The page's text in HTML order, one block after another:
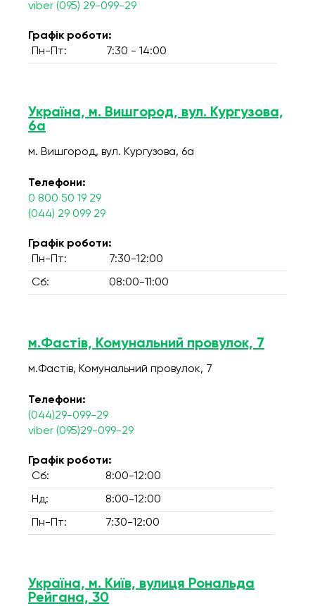
viber (095) 29-099-29
Графік роботи:
Пн-Пт:
7:30 - 14:00
Україна, м. Вишгород, вул. Кургузова,
6а
м. Вишгород, вул. Кургузова, 6а
Телефони:
0 800 50 19 29
(044) 29 099 29
Графік роботи:
Пн-Пт:
7:30-12:00
Сб: 08:00-11:00
м.Фастів, Комунальний провулок, 7
м.Фастів, Комунальний провулок, 7
Телефони:
(044)29-099-29
viber (095)29-099-29
Графік роботи:
Сб:
8:00-12:00
Нд: 8:00-12:00
Пн-Пт: 7:30-12:00
Україна, м. Київ, вулиця Рональда
Рейгана, 30